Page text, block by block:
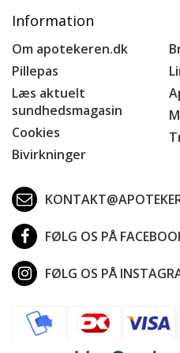
Information
Om apotekeren.dk
Pillepas
Læs aktuelt
sundhedsmagasin
Cookies
Bivirkninger
FØLG OS PÅ
FØLG OS PÅ